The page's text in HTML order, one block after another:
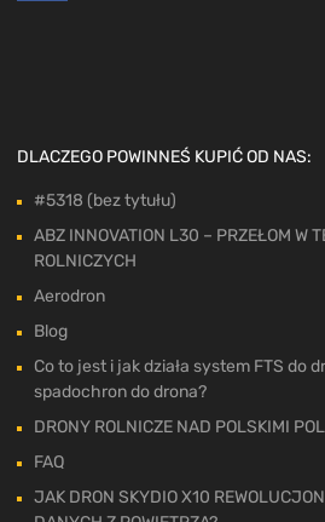
DLACZEGO POWINNEŚ KUPIĆ OD NAS:
#5318 (bez tytułu)
ABZ INNOVATION L30 – PRZEŁOM W
ROLNICZYCH
Aerodron
Blog
Co to jest i jak działa system FTS do
spadochron do drona?
DRONY ROLNICZE NAD POLSKIMI
FAQ
JAK DRON SKYDIO X10